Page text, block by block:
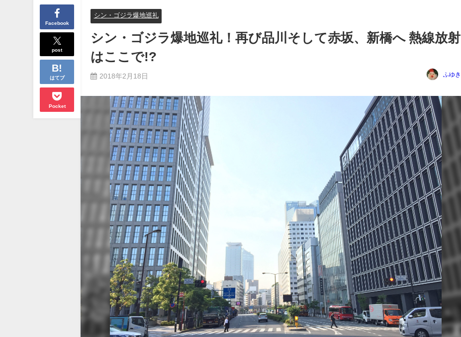
Facebook
post
はてブ
Pocket
シン・ゴジラ爆地巡礼
シン・ゴジラ爆地巡礼！再び品川そして赤坂、新橋へ 熱線放射
はここで!?
2018年2月18日 ふゆき